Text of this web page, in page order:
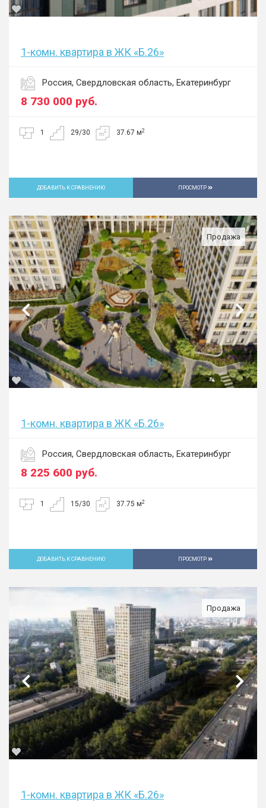
1-комн. квартира в ЖК «Б.26»
Россия, Свердловская область, Екатеринбург
8 730 000 руб.
1 29/30 37.67 м2
ДОБАВИТЬ К СРАВНЕНИЮ ПРОСМОТР
Продажа
1-комн. квартира в ЖК «Б.26»
Россия, Свердловская область, Екатеринбург
8 225 600 руб.
1 15/30 37.75 м2
ДОБАВИТЬ К СРАВНЕНИЮ ПРОСМОТР
Продажа
1-комн. квартира в ЖК «Б.26»